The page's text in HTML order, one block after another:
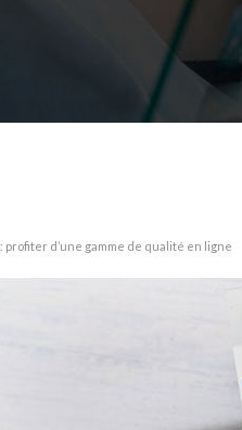
d’une gamme de qualité en ligne